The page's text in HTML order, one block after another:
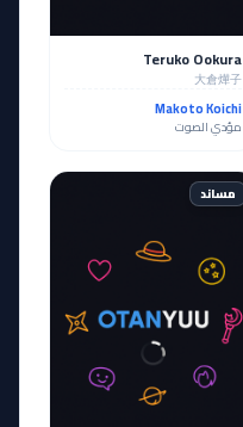
Teruko Ookura
大倉燁子
Makoto Koichi
مؤدي الصوت
مساند